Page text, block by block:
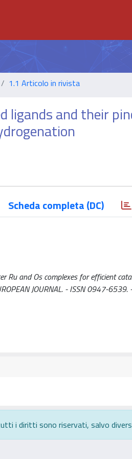
1.1 Articolo in rivista
ligands and their
Scheda completa (DC)
and Os complexes for efficient
JOURNAL. - ISSN 0947-
i diritti sono riservati, salvo